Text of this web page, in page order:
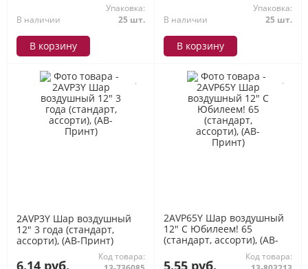
В наличии
Упаковка:
25 шт.
В корзину
В наличии
Упаковка:
25 шт.
В корзину
2AVP3Y Шар воздушный
12" 3 года (стандарт,
ассорти), (АВ-Принт)
Код товара:
2AVP65Y Шар воздушный
12" С Юбилеем! 65
(стандарт, ассорти), (АВ-
Код товара: